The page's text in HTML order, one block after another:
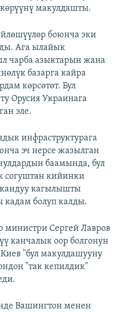
макулдашты.
боюнча эки
Ага ылайык
чарба азыктарын жана
базарга кайра
көрсөтөт. Бул
Орусия Украинага
эле.
инфраструктурага
эч нерсе жазылган
баамында, бул
согуштан кийинки
кагылышты
кадам болуп калды.
Сергей Лавров
канчалык оор болгонун
"бул макулдашууну
"так кепилдик"
Вашингтон менен